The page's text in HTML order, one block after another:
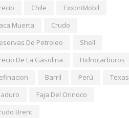
Chile
ExxonMobil
Muerta
Crudo
De Petroleo
Shell
De La Gasolina
Hidrocarburos
Barril Perú
Texas
Faja Del Orinoco
Brent